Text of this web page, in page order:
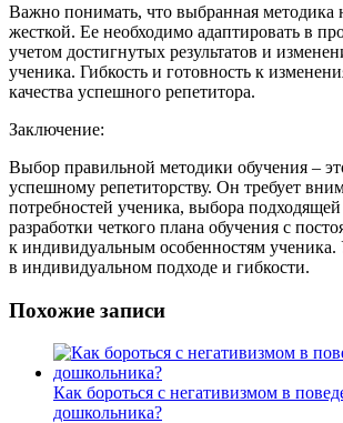
Важно понимать, что выбранная методика
жесткой. Ее необходимо адаптировать в
учетом достигнутых результатов и
ученика. Гибкость и готовность к
качества успешного репетитора.
Заключение:
Выбор правильной методики обучения –
успешному репетиторству. Он требует
потребностей ученика, выбора
разработки четкого плана обучения с
к индивидуальным особенностям ученика.
в индивидуальном подходе и гибкости.
Похожие записи
Как бороться с негативизмом в
дошкольника?